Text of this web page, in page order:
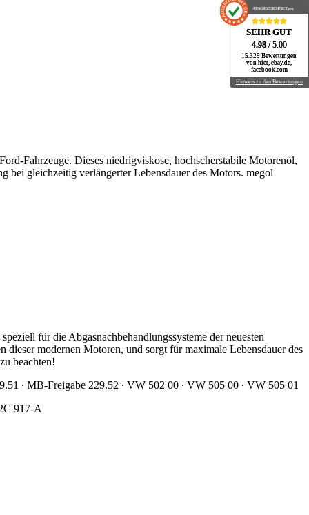
Fahrzeuge. Dieses niedrigviskose, hochscherstabile Motorenöl,
bei gleichzeitig verlängerter Lebensdauer des Motors. megol
für die Abgasnachbehandlungssysteme der neuesten
modernen Motoren, und sorgt für maximale Lebensdauer des
beachten!
∙ MB-Freigabe 229.52 ∙ VW 502 00 ∙ VW 505 00 ∙ VW 505 01
917-A
AUSGEZEICHNET.org
SEHR GUT
4.98 / 5.00
15.329 Bewertungen
von hier, ebay.de,
facebook.com
Hinweis zu den Bewertungen
AUSGEZEICHNET.org
SEHR GUT
4.98 / 5.00
15.329 Bewertungen
von hier, ebay.de,
facebook.com
Hinweis zu den Bewertungen